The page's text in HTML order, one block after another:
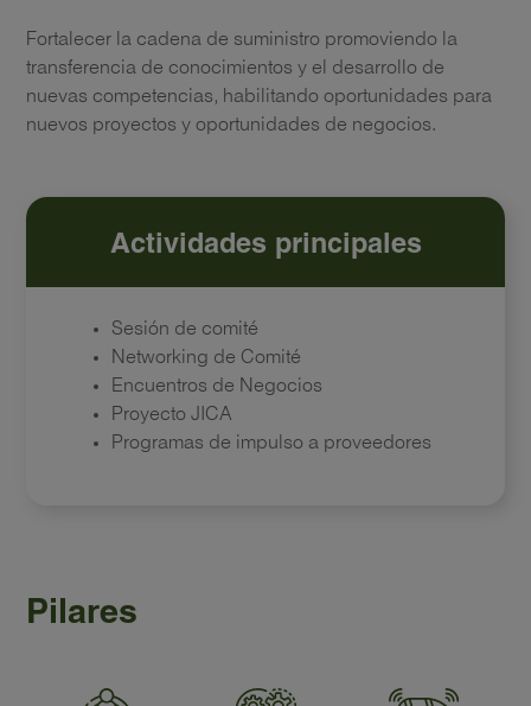
Fortalecer la cadena de suministro promoviendo la
transferencia de conocimientos y el desarrollo de
nuevas competencias, habilitando oportunidades para
nuevos proyectos y oportunidades de negocios.
Actividades principales
Sesión de comité
Networking de Comité
Encuentros de Negocios
Proyecto JICA
Programas de impulso a proveedores
Pilares